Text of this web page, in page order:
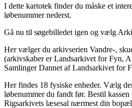
I dette kartotek finder du måske et
løbenummer nederst.
Gå nu til søgebilledet igen og vælg
Her vælger du arkivserien Vandre-,
(arkivskaber er Landsarkivet for Fyn,
Samlinger Dannet af Landsarkivet for
Her findes 18 fysiske enheder. Vælg
løbenummer du fandt før. Bestil kassen
Rigsarkivets læsesal nærmest din